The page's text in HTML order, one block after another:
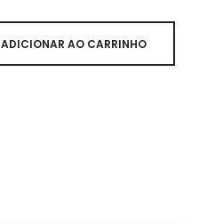
ADICIONAR AO CARRINHO